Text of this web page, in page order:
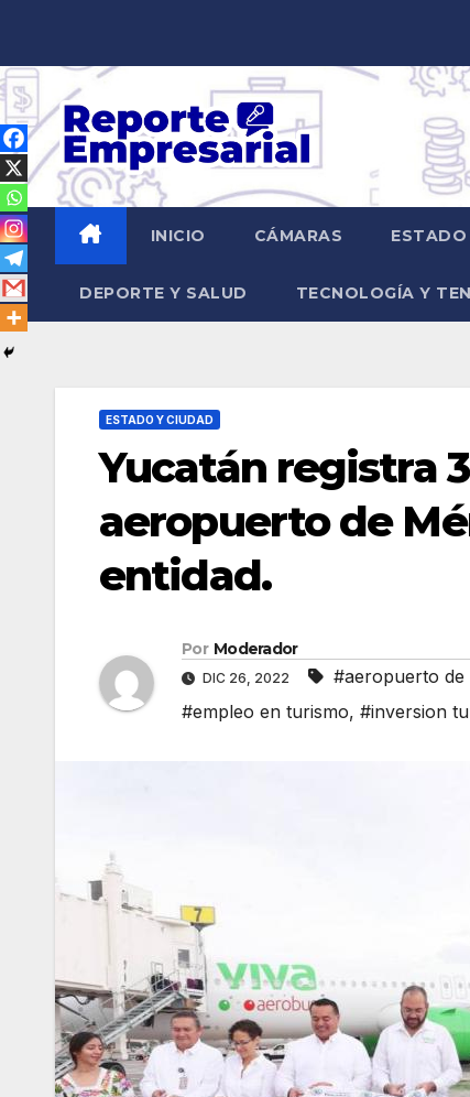
contenido
INICIO CÁMARAS
DEPORTE Y SALUD TECNOLOGÍA Y
ESTADO Y CIUDAD
Yucatán registra
aeropuerto de
entidad.
Por Moderador
DIC 26, 2022 #aeropuerto de
#empleo en turismo, #inversion